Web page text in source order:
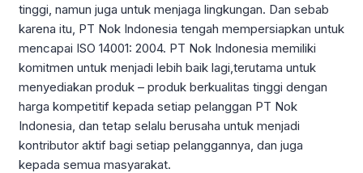
tinggi, namun juga untuk menjaga lingkungan. Dan sebab
karena itu, PT Nok Indonesia tengah mempersiapkan untuk
mencapai ISO 14001: 2004. PT Nok Indonesia memiliki
komitmen untuk menjadi lebih baik lagi,terutama untuk
menyediakan produk – produk berkualitas tinggi dengan
harga kompetitif kepada setiap pelanggan PT Nok
Indonesia, dan tetap selalu berusaha untuk menjadi
kontributor aktif bagi setiap pelanggannya, dan juga
kepada semua masyarakat.